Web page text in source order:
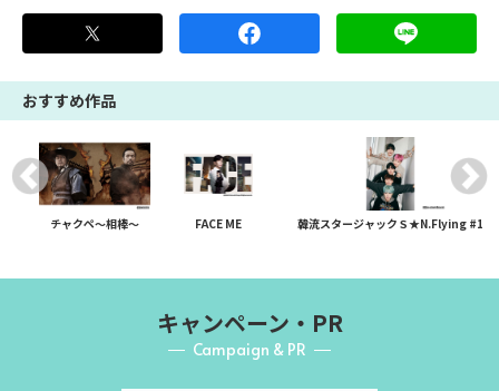
おすすめ作品
チャクペ～相棒～ FACE ME 韓流スタージャックＳ★N.Flying #1
キャンペーン・PR
Campaign & PR